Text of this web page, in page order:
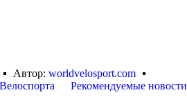
Автор:worldvelosport.com
Рекомендуемые новости